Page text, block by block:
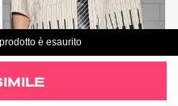
è esaurito